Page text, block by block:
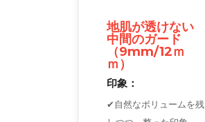
地肌が透けない
中間のガード
（9mm/12ｍ
ｍ）
印象：
✔自然なボリュームを残